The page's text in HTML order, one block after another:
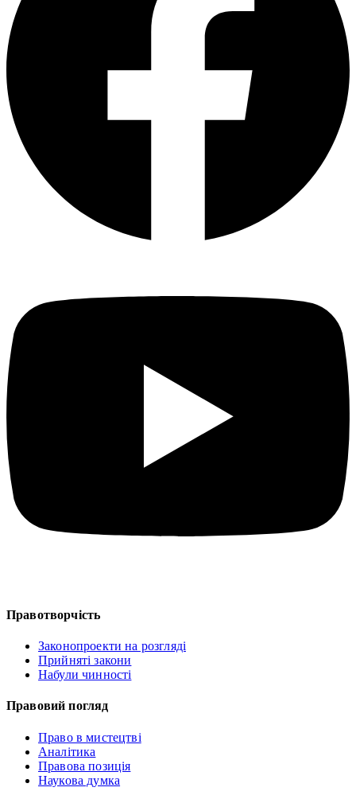
Правотворчість
Законопроекти на розгляді
Прийняті закони
Набули чинності
Правовий погляд
Право в мистецтві
Аналітика
Правова позиція
Наукова думка